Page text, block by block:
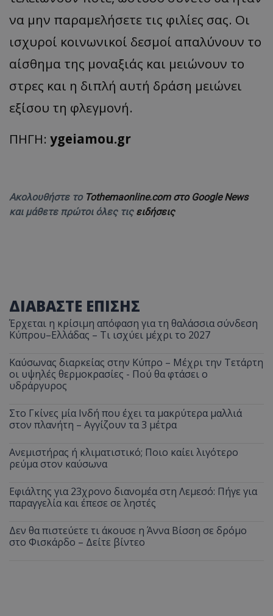
να μην παραμελήσετε τις φιλίες σας. Οι
ισχυροί κοινωνικοί δεσμοί απαλύνουν το
αίσθημα της μοναξιάς και μειώνουν το
στρες και η διπλή αυτή δράση μειώνει
εξίσου τη φλεγμονή.
ΠΗΓΗ: ygeiamou.gr
Ακολουθήστε το Tothemaonline.com στο Google News
και μάθετε πρώτοι όλες τις ειδήσεις
ΔΙΑΒΑΣΤΕ ΕΠΙΣΗΣ
Έρχεται η κρίσιμη απόφαση για τη θαλάσσια σύνδεση
Κύπρου–Ελλάδας – Τι ισχύει μέχρι το 2027
Καύσωνας διαρκείας στην Κύπρο – Μέχρι την Τετάρτη
οι υψηλές θερμοκρασίες - Πού θα φτάσει ο
υδράργυρος
Στο Γκίνες μία Ινδή που έχει τα μακρύτερα μαλλιά
στον πλανήτη – Αγγίζουν τα 3 μέτρα
Ανεμιστήρας ή κλιματιστικό; Ποιο καίει λιγότερο
ρεύμα στον καύσωνα
Εφιάλτης για 23χρονο διανομέα στη Λεμεσό: Πήγε για
παραγγελία και έπεσε σε ληστές
Δεν θα πιστεύετε τι άκουσε η Άννα Βίσση σε δρόμο
στο Φισκάρδο – Δείτε βίντεο